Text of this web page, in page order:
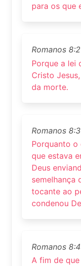
para os que
Romanos 8:2
Porque a lei
Cristo
da morte.
Romanos 8:3
Porquanto o
que estava
Deus
semelhança
tocante ao
condenou
Romanos 8:4
A fim de